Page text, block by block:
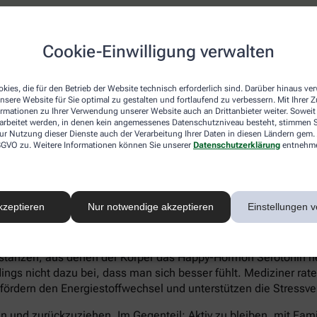
Cookie-Einwilligung verwalten
die für den Betrieb der Website technisch erforderlich sind. Darüber hinaus
Website für Sie optimal zu gestalten und fortlaufend zu verbessern. Mit Ihrer
zu Ihrer Verwendung unserer Website auch an Drittanbieter weiter. Soweit
werden, in denen kein angemessenes Datenschutzniveau besteht, stimmen
Nutzung dieser Dienste auch der Verarbeitung Ihrer Daten in diesen Ländern
zu. Weitere Informationen können Sie unserer Datenschutzerklärung
Nur notwendige akzeptieren Einstellungen
eher Ein- und Durchschlafstörungen anstatt eines
Heißhungerattacken. Ein Anzeichen für eine
sich zu kaum etwas aufraffen und sind permanent
sind typisch.
– auch wenn ein Angehöriger betroffen ist – sollte man
Deutsche Depressionshilfe auf:
Süßkram sind. Schokolade macht tatsächlich glücklich.
aus denen der Körper das Happy-Hormon Serotonin
nicht dazu bei, dass man sich besser fühlt. Mediziner
den Energiestoffwechsel und unterstützen die